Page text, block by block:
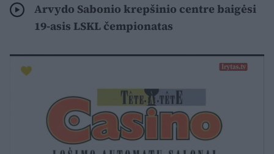
Arvydo Sabonio krepšinio centre baigėsi
19-asis LSKL čempionatas